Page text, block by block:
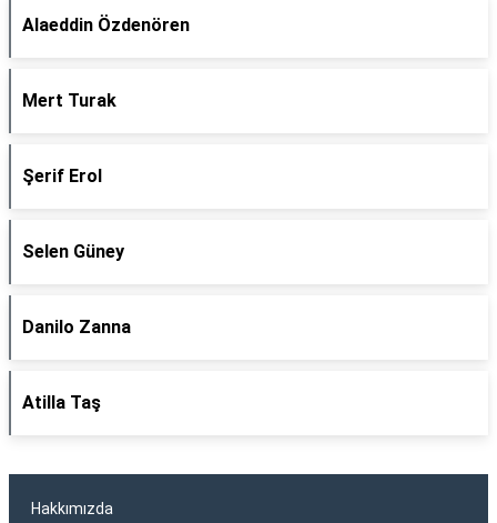
Alaeddin Özdenören
Mert Turak
Şerif Erol
Selen Güney
Danilo Zanna
Atilla Taş
Hakkımızda